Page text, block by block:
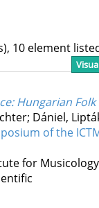
10 element
: Hungarian
Dániel,
of the
for Musicology